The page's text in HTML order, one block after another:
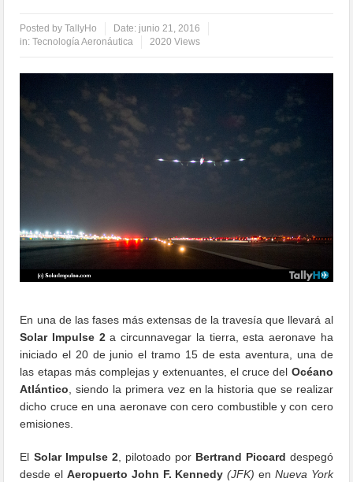
Posted byTallyHo Date: junio 21, 2016
in:Tecnología Aeronáutica 2020 Views
En una de las fases más extensas de la travesía que llevará al
Solar Impulse 2a circunnavegar la tierra, esta aeronave ha
iniciado el 20 de junio el tramo 15 de esta aventura, una de
las etapas más complejas y extenuantes, el cruce del Océano
Atlántico , siendo la primera vez en la historia que se realizar
dicho cruce en una aeronave con cero combustible y con cero
emisiones.
El Solar Impulse 2, pilotoado por Bertrand Piccard despegó
desde elAeropuerto John F. Kennedy (JFK) en Nueva York